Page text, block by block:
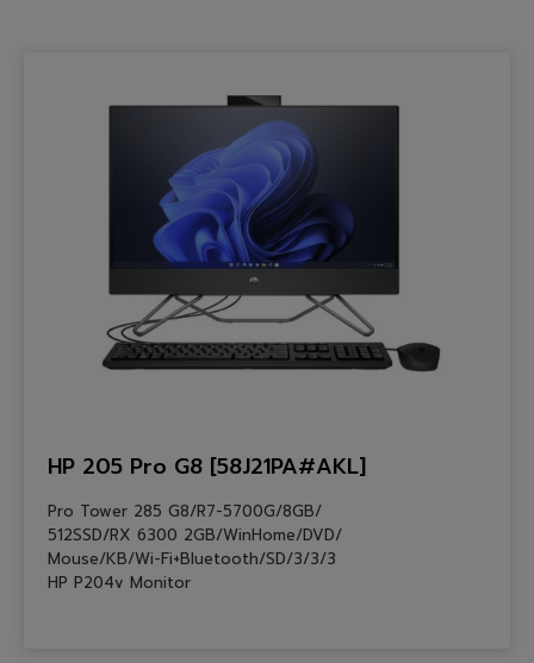
HP 205 Pro G8 [58J21PA#AKL]
Pro Tower 285 G8/R7-5700G/8GB/
512SSD/RX 6300 2GB/WinHome/DVD/
Mouse/KB/Wi-Fi+Bluetooth/SD/3/3/3
HP P204v Monitor